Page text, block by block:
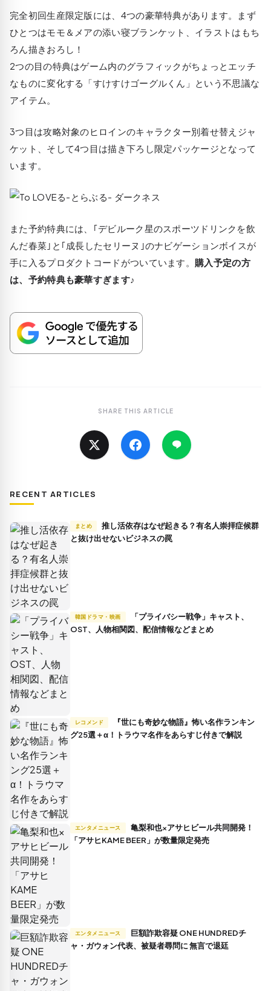
完全初回生産限定版には、4つの豪華特典があります。まず
ひとつはモモ＆メアの添い寝ブランケット
、イラストはもち
ろん描きおろし！
2つの目の特典はゲーム内のグラフィックがちょっとエッチ
なものに変化する 「すけすけゴーグルくん」 という不思議な
アイテム。
3つ目は攻略対象のヒロインのキャラクター別着せ替えジャ
ケット
、そして4つ目は描き下ろし限定パッケージとなって
います。
また予約特典には、｢デビルーク星のスポーツドリンクを飲
んだ春菜｣と｢成長したセリーヌ｣のナビゲーションボイスが
手に入るプロダクトコードがついています。 購入予定の方
は、予約特典も豪華すぎます♪
SHARE THIS ARTICLE
RECENT ARTICLES
まとめ
推し活依存はなぜ起きる？有名人崇拝症候群
と抜け出せないビジネスの罠
韓国ドラマ・映画
OST、人物相関図、配信情報などまとめ
レコメンド
グ25選＋α！トラウマ名作をあらすじ付きで解説
エンタメニュース
「アサヒKAME BEER」が数量限定発売
エンタメニュース
ャ・ガウォン代表、被疑者尋問に 無言で退廷